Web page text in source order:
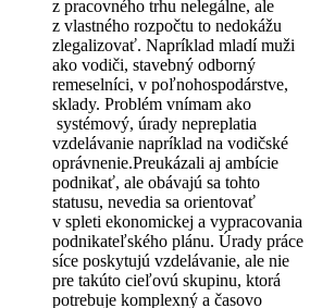
z pracovného trhu nelegálne, ale
z vlastného rozpočtu to nedokážu
zlegalizovať. Napríklad mladí muži
ako vodiči, stavebný odborný
remeselníci, v poľnohospodárstve,
sklady. Problém vnímam ako
systémový, úrady nepreplatia
vzdelávanie napríklad na vodičské
oprávnenie.Preukázali aj ambície
podnikať, ale obávajú sa tohto
statusu, nevedia sa orientovať
v spleti ekonomickej a vypracovania
podnikateľského plánu. Úrady práce
síce poskytujú vzdelávanie, ale nie
pre takúto cieľovú skupinu, ktorá
potrebuje komplexný a časovo